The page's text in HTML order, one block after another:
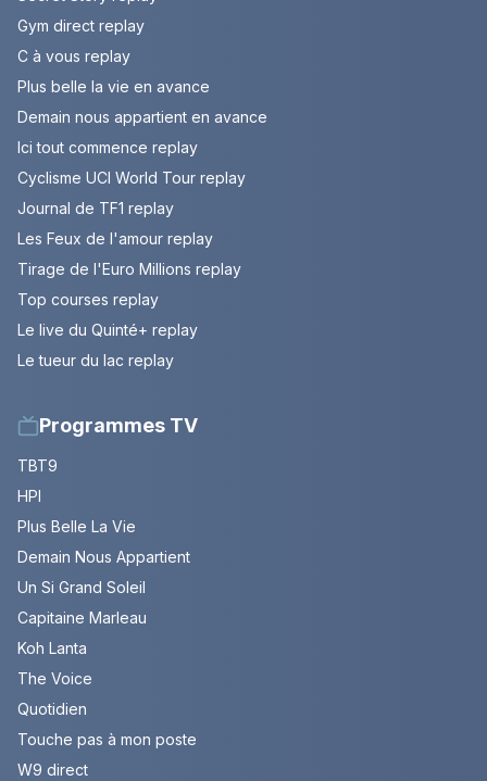
Gym direct replay
C à vous replay
Plus belle la vie en avance
Demain nous appartient en avance
Ici tout commence replay
Cyclisme UCI World Tour replay
Journal de TF1 replay
Les Feux de l'amour replay
Tirage de l'Euro Millions replay
Top courses replay
Le live du Quinté+ replay
Le tueur du lac replay
Programmes TV
TBT9
HPI
Plus Belle La Vie
Demain Nous Appartient
Un Si Grand Soleil
Capitaine Marleau
Koh Lanta
The Voice
Quotidien
Touche pas à mon poste
W9 direct